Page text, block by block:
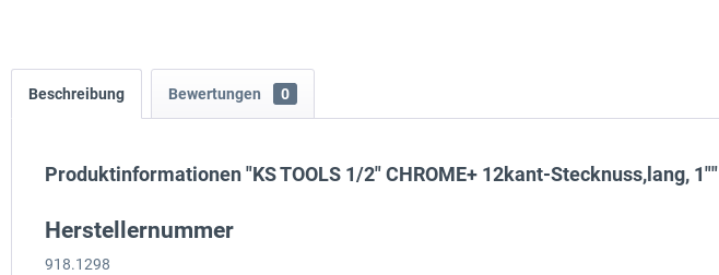
Beschreibung Bewertungen 0
Produktinformationen "KS TOOLS 1/2" CHROME+ 12kant-Stecknuss,lang, 1""
Herstellernummer
918.1298